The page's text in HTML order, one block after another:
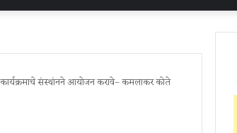
कार्यक्रमाचे संस्थांनने आयोजन करावे– कमलाकर कोते